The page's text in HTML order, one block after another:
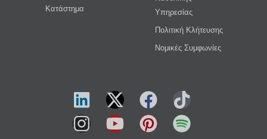
Κατάστημα
Υπηρεσίας
Πολιτική Κλήτευσης
Νομικές Συμφωνίες